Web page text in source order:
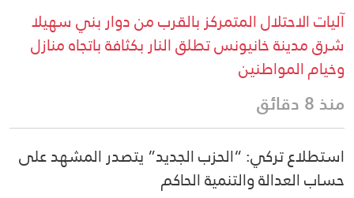
آليات الاحتلال المتمركز بالقرب من دوار بني سهيلا
شرق مدينة خانيونس تطلق النار بكثافة باتجاه منازل
وخيام المواطنين
منذ 8 دقائق
استطلاع تركي: “الحزب الجديد” يتصدر المشهد على
حساب العدالة والتنمية الحاكم